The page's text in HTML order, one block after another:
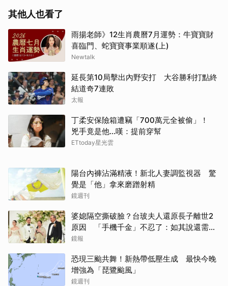
其他人也看了
雨揚老師》12生肖農曆7月運勢：牛寶寶財
喜臨門、蛇寶寶事業順遂(上)
Newtalk
延長第10局擊出內野安打 大谷勝利打點終
結道奇7連敗
太報
丁柔安保險箱遭竊「700萬元全被偷」！
兇手竟是他...嘆：提前穿幫
ETtoday星光雲
陽台內褲沾滿精液！新北人妻調監視器 驚
覺是「他」拿來磨蹭射精
鏡週刊
婆媳隔空撕破臉？台玻夫人還原長子離世2
原因 「手機千金」不忍了：如其說還需要
離開嗎？
鏡報
恐現三颱共舞！新熱帶低壓生成 最快今晚
增強為「琵鷺颱風」
鏡週刊